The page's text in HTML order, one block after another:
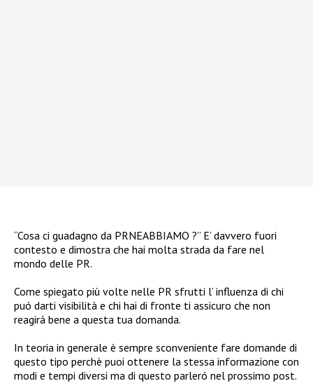
“Cosa ci guadagno da PRNEABBIAMO ?” E’ davvero fuori
contesto e dimostra che hai molta strada da fare nel
mondo delle PR.
Come spiegato più volte nelle PR sfrutti l’ influenza di chi
puó darti visibilità e chi hai di fronte ti assicuro che non
reagirá bene a questa tua domanda.
In teoria in generale è sempre sconveniente fare domande di
questo tipo perchè puoi ottenere la stessa informazione con
modi e tempi diversi ma di questo parleró nel prossimo post.